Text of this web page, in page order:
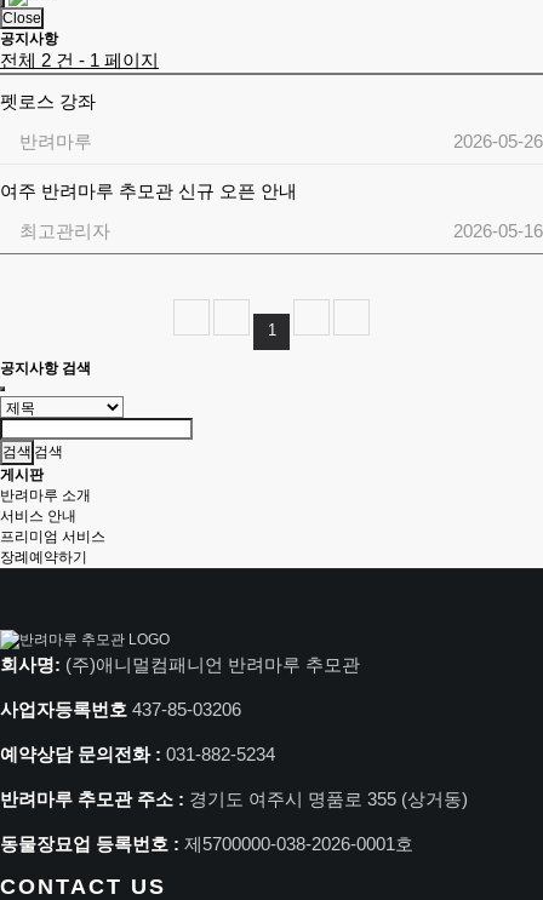
Close
공지사항
전체 2 건 - 1 페이지
펫로스 강좌
반려마루
2026-05-26
여주 반려마루 추모관 신규 오픈 안내
최고관리자
2026-05-16
1
공지사항 검색
검색
게시판
반려마루 소개
서비스 안내
프리미엄 서비스
장례예약하기
회사명: (주)애니멀컴패니언 반려마루 추모관
사업자등록번호 437-85-03206
예약상담 문의전화 : 031-882-5234
반려마루 추모관 주소 : 경기도 여주시 명품로 355 (상거동)
동물장묘업 등록번호 : 제5700000-038-2026-0001호
CONTACT US